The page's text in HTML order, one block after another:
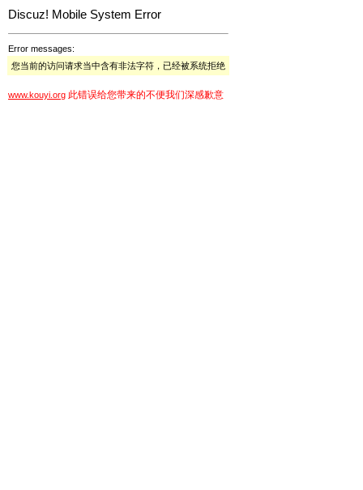
Discuz! Mobile System Error
Error messages:
您当前的访问请求当中含有非法字符，已经被系统拒绝
www.kouyi.org 此错误给您带来的不便我们深感歉意